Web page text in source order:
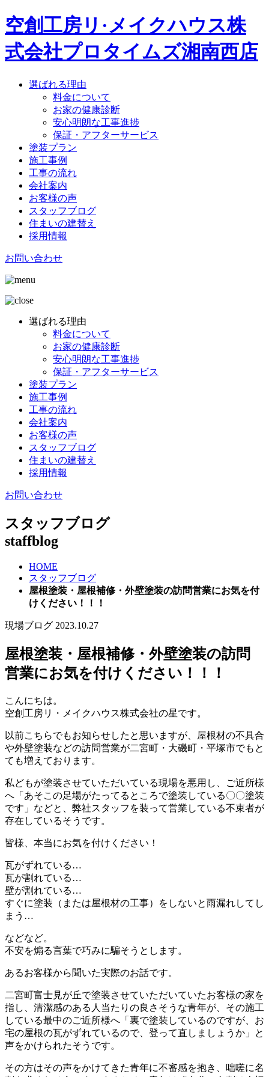
空創工房リ·メイクハウス株
式会社プロタイムズ湘南西店
選ばれる理由
料金について
お家の健康診断
安心明朗な工事進捗
保証・アフターサービス
塗装プラン
施工事例
工事の流れ
会社案内
お客様の声
スタッフブログ
住まいの建替え
採用情報
お問い合わせ
選ばれる理由
料金について
お家の健康診断
安心明朗な工事進捗
保証・アフターサービス
塗装プラン
施工事例
工事の流れ
会社案内
お客様の声
スタッフブログ
住まいの建替え
採用情報
お問い合わせ
スタッフブログ
staffblog
HOME
スタッフブログ
屋根塗装・屋根補修・外壁塗装の訪問営業にお気を付
けください！！！
現場ブログ 2023.10.27
屋根塗装・屋根補修・外壁塗装の訪問
営業にお気を付けください！！！
こんにちは。
空創工房リ・メイクハウス株式会社の星です。
以前こちらでもお知らせしたと思いますが、屋根材の不具合
や外壁塗装などの訪問営業が二宮町・大磯町・平塚市でもと
ても増えております。
私どもが塗装させていただいている現場を悪用し、ご近所様
へ「あそこの足場がたってるところで塗装している〇〇塗装
です」などと、弊社スタッフを装って営業している不束者が
存在しているそうです。
皆様、本当にお気を付けください！
瓦がずれている…
瓦が割れている…
壁が割れている…
すぐに塗装（または屋根材の工事）をしないと雨漏れしてし
まう…
などなど。
不安を煽る言葉で巧みに騙そうとします。
あるお客様から聞いた実際のお話です。
二宮町富士見が丘で塗装させていただいていたお客様の家を
指し、清潔感のある人当たりの良さそうな青年が、その施工
している最中のご近所様へ「裏で塗装しているのですが、お
宅の屋根の瓦がずれているので、登って直しましょうか」と
声をかけられたそうです。
その方はその声をかけてきた青年に不審感を抱き、咄嗟に名